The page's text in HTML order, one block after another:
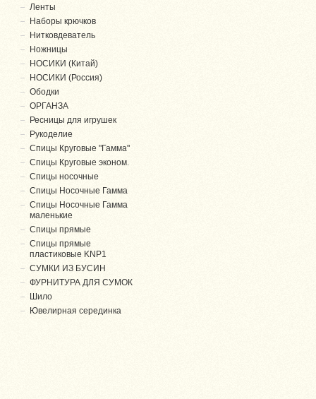
Ленты
Наборы крючков
Нитковдеватель
Ножницы
НОСИКИ (Китай)
НОСИКИ (Россия)
Ободки
ОРГАНЗА
Ресницы для игрушек
Рукоделие
Спицы Круговые "Гамма"
Спицы Круговые эконом.
Спицы носочные
Спицы Носочные Гамма
Спицы Носочные Гамма
маленькие
Спицы прямые
Спицы прямые
пластиковые KNP1
СУМКИ ИЗ БУСИН
ФУРНИТУРА ДЛЯ СУМОК
Шило
Ювелирная серединка